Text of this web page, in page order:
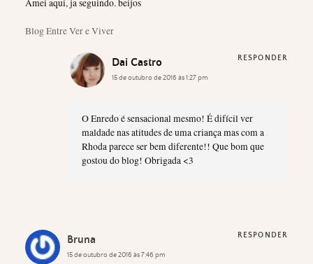
Amei aqui, ja seguindo. beijos
Blog Entre Ver e Viver
Dai Castro
15 de outubro de 2016 às 1:27 pm
O Enredo é sensacional mesmo! É difícil ver
maldade nas atitudes de uma criança mas com a
Rhoda parece ser bem diferente!! Que bom que
gostou do blog! Obrigada <3
RESPONDER
Bruna
15 de outubro de 2016 às 7:46 pm
RESPONDER